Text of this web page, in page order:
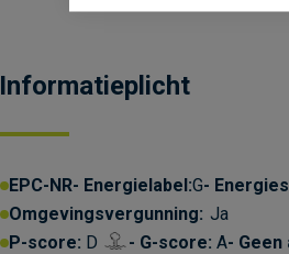
Informatieplicht
EPC-NR Energielabel:G
Omgevingsvergunning: Ja
P-score: D G-score: A